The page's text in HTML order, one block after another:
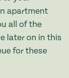
apartment
all of the
later on in this
for these